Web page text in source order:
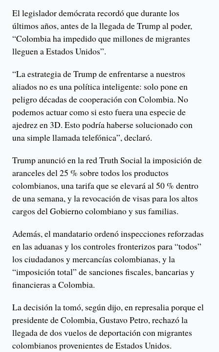
El legislador demócrata recordó que durante los
últimos años, antes de la llegada de Trump al poder,
“Colombia ha impedido que millones de migrantes
lleguen a Estados Unidos”.
“La estrategia de Trump de enfrentarse a nuestros
aliados no es una política inteligente: solo pone en
peligro décadas de cooperación con Colombia. No
podemos actuar como si esto fuera una especie de
ajedrez en 3D. Esto podría haberse solucionado con
una simple llamada telefónica”, declaró.
Trump anunció en la red Truth Social la imposición de
aranceles del 25 % sobre todos los productos
colombianos, una tarifa que se elevará al 50 % dentro
de una semana, y la revocación de visas para los altos
cargos del Gobierno colombiano y sus familias.
Además, el mandatario ordenó inspecciones reforzadas
en las aduanas y los controles fronterizos para “todos”
los ciudadanos y mercancías colombianas, y la
“imposición total” de sanciones fiscales, bancarias y
financieras a Colombia.
La decisión la tomó, según dijo, en represalia porque el
presidente de Colombia, Gustavo Petro, rechazó la
llegada de dos vuelos de deportación con migrantes
colombianos provenientes de Estados Unidos.